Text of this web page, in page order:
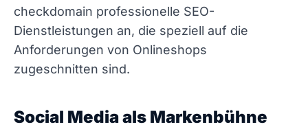
checkdomain professionelle SEO-
Dienstleistungen an, die speziell auf die
Anforderungen von Onlineshops
zugeschnitten sind.
Social Media als Markenbühne